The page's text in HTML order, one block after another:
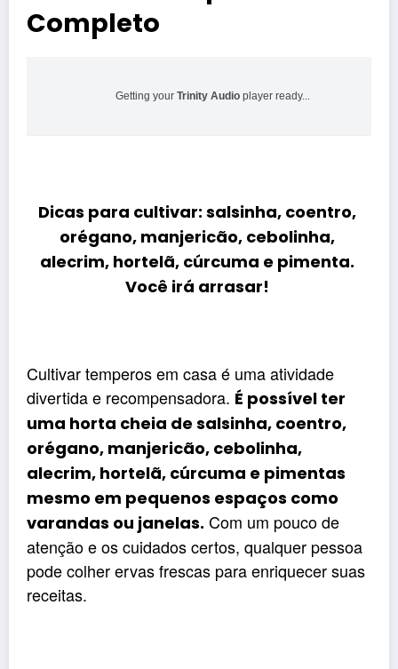
Completo
Getting your Trinity Audio player ready...
Dicas para cultivar: salsinha, coentro,
orégano, manjericão, cebolinha,
alecrim, hortelã, cúrcuma e pimenta.
Você irá arrasar!
Cultivar temperos em casa é uma atividade
divertida e recompensadora. É possível ter
uma horta cheia de salsinha, coentro,
orégano, manjericão, cebolinha,
alecrim, hortelã, cúrcuma e pimentas
mesmo em pequenos espaços como
varandas ou janelas. Com um pouco de
atenção e os cuidados certos, qualquer pessoa
pode colher ervas frescas para enriquecer suas
receitas.